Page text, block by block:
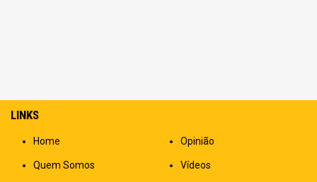
LINKS
Home
Quem Somos
Opinião
Vídeos